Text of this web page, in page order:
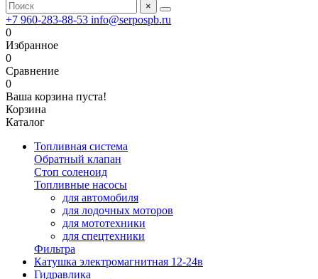
×
+7 960-283-88-53 info@serpospb.ru
0
Избранное
0
Сравнение
0
Ваша корзина пуста!
Корзина
Каталог
Топливная система
Обратный клапан
Стоп соленоид
Топливные насосы
для автомобиля
для лодочных моторов
для мототехники
для спецтехники
Фильтра
Катушка электромагнитная 12-24в
Гидравлика